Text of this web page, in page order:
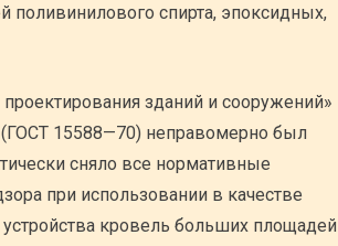
поливинилового спирта, эпоксидных,
зданий и сооружений»
15588—70) неправомерно был
сняло все нормативные
при использовании в качестве
кровель больших площадей